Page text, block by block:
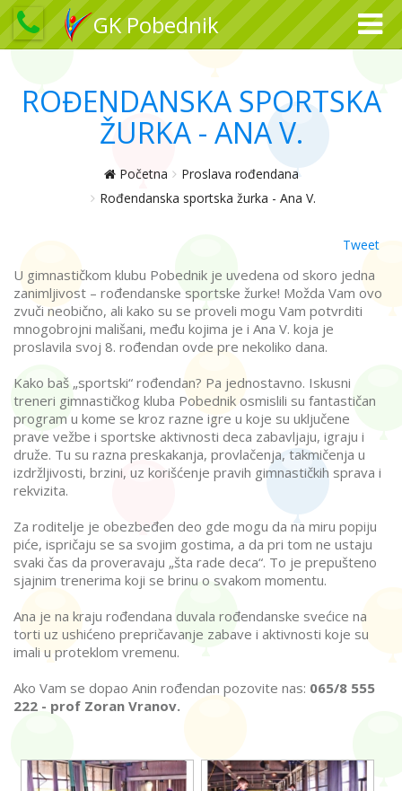
GK Pobednik
ROĐENDANSKA SPORTSKA
ŽURKA - ANA V.
Početna
Proslava rođendana
Rođendanska sportska žurka - Ana V.
Tweet
U gimnastičkom klubu Pobednik je uvedena od skoro jedna
zanimljivost – rođendanske sportske žurke! Možda Vam ovo
zvuči neobično, ali kako su se proveli mogu Vam potvrditi
mnogobrojni mališani, među kojima je i Ana V. koja je
proslavila svoj 8. rođendan ovde pre nekoliko dana.
Kako baš „sportski“ rođendan? Pa jednostavno. Iskusni
treneri gimnastičkog kluba Pobednik osmislili su fantastičan
program u kome se kroz razne igre u koje su uključene
prave vežbe i sportske aktivnosti deca zabavljaju, igraju i
druže. Tu su razna preskakanja, provlačenja, takmičenja u
izdržljivosti, brzini, uz korišćenje pravih gimnastičkih sprava i
rekvizita.
Za roditelje je obezbeđen deo gde mogu da na miru popiju
piće, ispričaju se sa svojim gostima, a da pri tom ne ustaju
svaki čas da proveravaju „šta rade deca“. To je prepušteno
sjajnim trenerima koji se brinu o svakom momentu.
Ana je na kraju rođendana duvala rođendanske svećice na
torti uz ushićeno prepričavanje zabave i aktivnosti koje su
imali u proteklom vremenu.
Ako Vam se dopao Anin rođendan pozovite nas: 065/8 555
222 - prof Zoran Vranov.